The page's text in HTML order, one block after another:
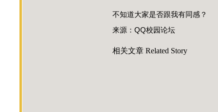
不知道大家是否跟我有同感？
来源：QQ校园论坛
相关文章 Related Story